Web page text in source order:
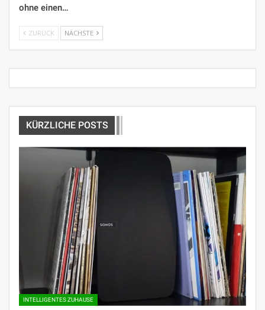
ohne einen…
ZURÜCK NÄCHSTE
KÜRZLICHE POSTS
INTELLIGENTES ZUHAUSE